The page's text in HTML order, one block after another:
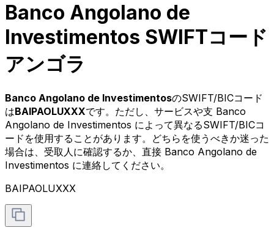
Banco Angolano de
Investimentos SWIFTコード
アンゴラ
Banco Angolano de InvestimentosのSWIFT/BICコード
はBAIPAOLUXXXです。ただし、サービスや支 Banco
Angolano de Investimentos によって異なるSWIFT/BICコ
ードを使用することがあります。どちらを使うべきか迷った
場合は、受取人に確認するか、直接 Banco Angolano de
Investimentos に連絡してください。
BAIPAOLUXXX